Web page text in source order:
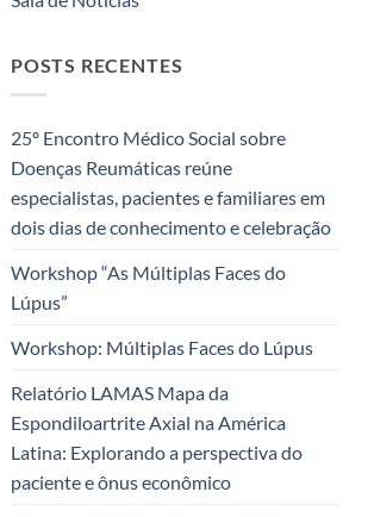
POSTS RECENTES
25º Encontro Médico Social sobre
Doenças Reumáticas reúne
especialistas, pacientes e familiares em
dois dias de conhecimento e celebração
Workshop “As Múltiplas Faces do
Lúpus”
Workshop: Múltiplas Faces do Lúpus
Relatório LAMAS Mapa da
Espondiloartrite Axial na América
Latina: Explorando a perspectiva do
paciente e ônus econômico